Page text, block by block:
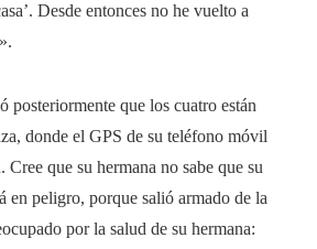
Desde entonces no he vuelto a
posteriormente que los cuatro están
donde el GPS de su teléfono móvil
Cree que su hermana no sabe que su
en peligro, porque salió armado de la
por la salud de su hermana: